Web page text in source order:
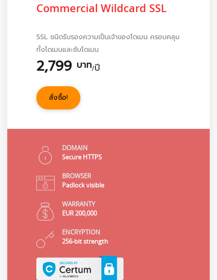
Commercial Wildcard SSL
SSL ชนิดรับรองความเป็นเจ้าของโดเมน ครอบคลุม
ทั้งโดเมนและซับโดเมน
2,799 บาท/ปี
สั่งซื้อ!
DOMAIN
Secure HTTPS
BROWSER
Padlock visible
WARRANTY
EUR 200,000
ENCRYPTION
256-bit strength